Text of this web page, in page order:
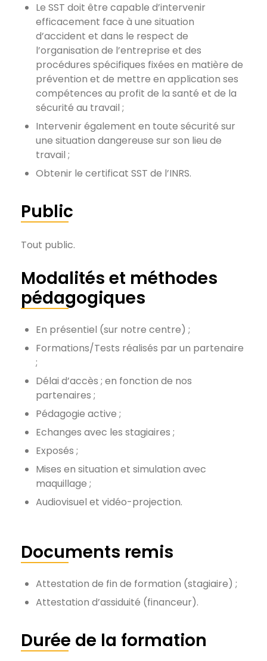
Le SST doit être capable d’intervenir
efficacement face à une situation
d’accident et dans le respect de
l’organisation de l’entreprise et des
procédures spécifiques fixées en matière de
prévention et de mettre en application ses
compétences au profit de la santé et de la
sécurité au travail ;
Intervenir également en toute sécurité sur
une situation dangereuse sur son lieu de
travail ;
Obtenir le certificat SST de l’INRS.
Public
Tout public.
Modalités et méthodes
pédagogiques
En présentiel (sur notre centre) ;
Formations/Tests réalisés par un partenaire
;
Délai d’accès ; en fonction de nos
partenaires ;
Pédagogie active ;
Echanges avec les stagiaires ;
Exposés ;
Mises en situation et simulation avec
maquillage ;
Audiovisuel et vidéo-projection.
Documents remis
Attestation de fin de formation (stagiaire) ;
Attestation d’assiduité (financeur).
Durée de la formation